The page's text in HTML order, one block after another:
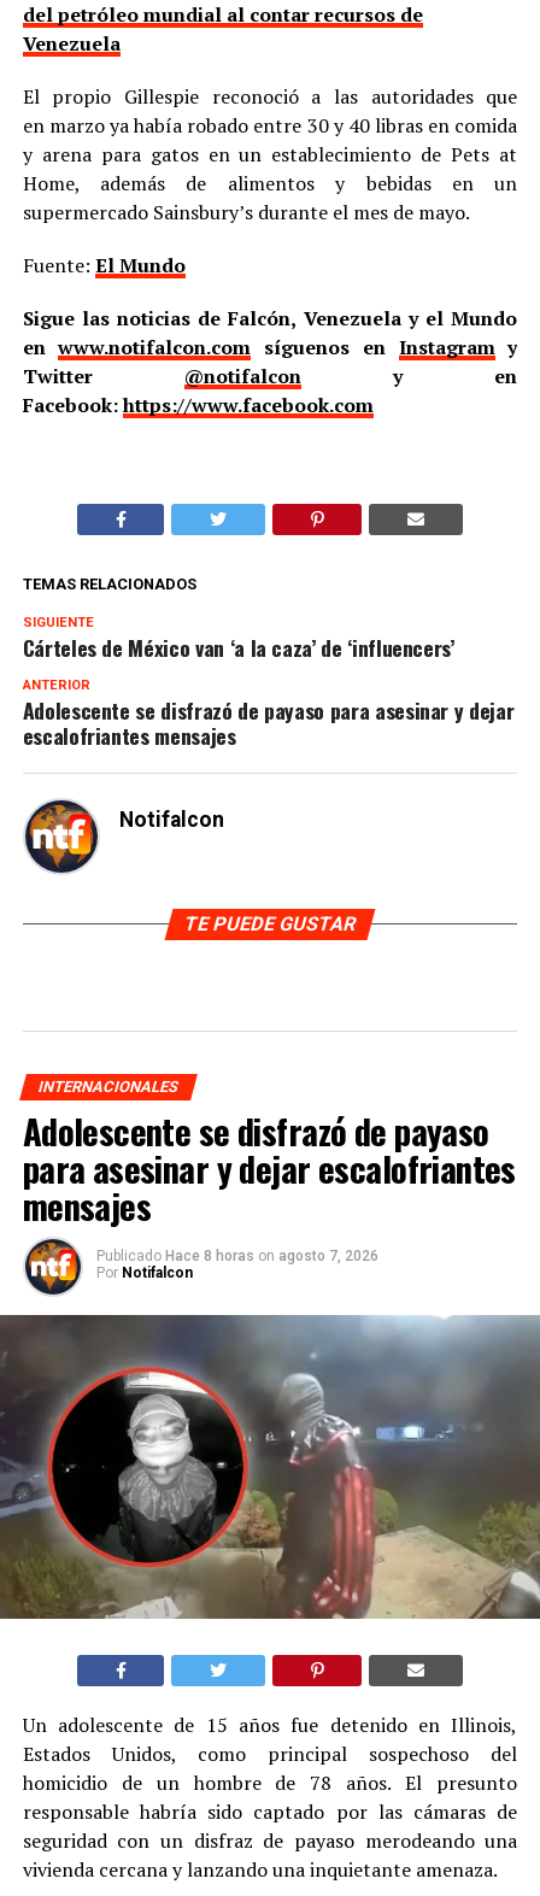
del petróleo mundial al contar recursos de
Venezuela
El propio Gillespie reconoció a las autoridades que
en marzo ya había robado entre 30 y 40 libras en comida
y arena para gatos en un establecimiento de Pets at
Home, además de alimentos y bebidas en un
supermercado Sainsbury’s durante el mes de mayo.
Fuente: El Mundo
Sigue las noticias de Falcón, Venezuela y el Mundo
enwww.notifalcon.com síguenos en Instagramy
Twitter @notifalcony en
Facebook:https://www.facebook.com
TEMAS RELACIONADOS
SIGUIENTE
Cárteles de México van ‘a la caza’ de ‘influencers’
ANTERIOR
Adolescente se disfrazó de payaso para asesinar y dejar
escalofriantes mensajes
Notifalcon
TE PUEDE GUSTAR
INTERNACIONALES
Adolescente se disfrazó de payaso
para asesinar y dejar escalofriantes
mensajes
Publicado Hace 8 horas on agosto 7, 2026
Por Notifalcon
Un adolescente de 15 años fue detenido en Illinois,
Estados Unidos, como principal sospechoso del
homicidio de un hombre de 78 años. El presunto
responsable habría sido captado por las cámaras de
seguridad con un disfraz de payaso merodeando una
vivienda cercana y lanzando una inquietante amenaza.